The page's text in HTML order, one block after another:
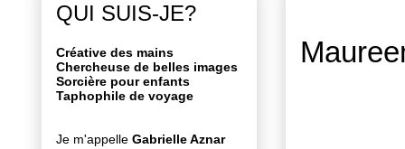
QUI SUIS-JE?
Créative des mains
Chercheuse de belles images
Sorcière pour enfants
Taphophile de voyage
Je m'appelle Gabrielle Aznar